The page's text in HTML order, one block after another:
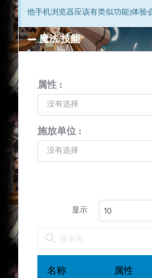
他手机浏览器应该有类似功能)体验
魔法/技能
属性 :
没有选择
施放单位 :
没有选择
显示 10
名称 属性